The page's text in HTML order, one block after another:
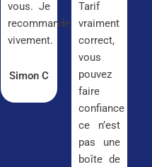
vous. Je
recommande
vivement.
Simon C
Tarif
vraiment
correct,
vous
pouvez
faire
confiance
ce n’est
pas une
boîte de